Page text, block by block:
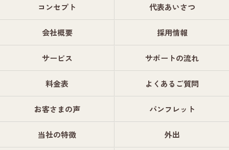
コンセプト 代表あいさつ
会社概要 採用情報
サービス サポートの流れ
料金表 よくあるご質問
お客さまの声 パンフレット
当社の特徴 外出